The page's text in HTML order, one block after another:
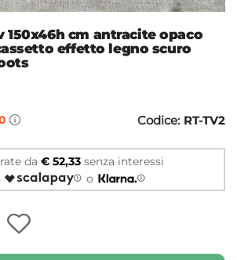
150x46h cm antracite opaco
effetto legno scuro
Codice: RT-TV2
da € 52,33senza interessi
o